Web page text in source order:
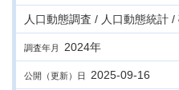
人口動態調査 / 人口動態統計
調査年月 2024年
公開（更新）日 2025-09-16